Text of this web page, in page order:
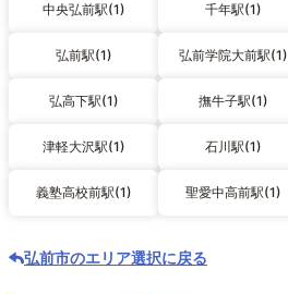
中央弘前駅(1) 千年駅(1)
弘前駅(1) 弘前学院大前駅(1)
弘高下駅(1) 撫牛子駅(1)
津軽大沢駅(1) 石川駅(1)
義塾高校前駅(1) 聖愛中高前駅(1)
弘前市のエリア選択に戻る